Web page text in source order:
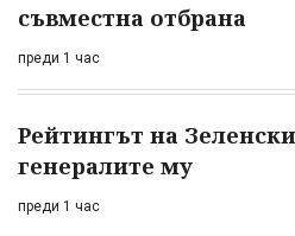
съвместна отбрана
преди 1 час
Рейтингът на
генералите му
преди 1 час